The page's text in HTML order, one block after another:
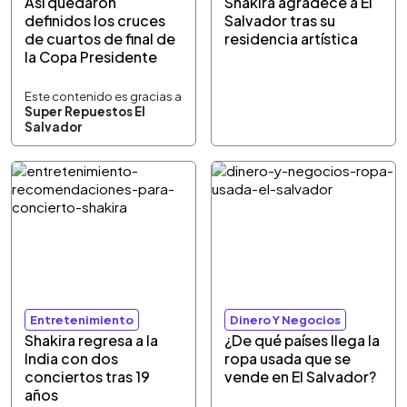
definidos los cruces
de cuartos de final de
la Copa Presidente
Este contenido es gracias a
Super Repuestos El
Salvador
Salvador tras su
residencia artística
Entretenimiento
Shakira regresa a la
India con dos
conciertos tras 19
años
Dinero Y Negocios
¿De qué países llega la
ropa usada que se
vende en El Salvador?